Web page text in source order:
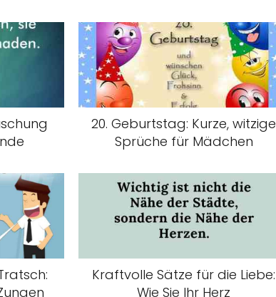
20. Geburtstag: Kurze, witzige
Sprüche für Mädchen
Kraftvolle Sätze für die Liebe:
Wie Sie Ihr Herz